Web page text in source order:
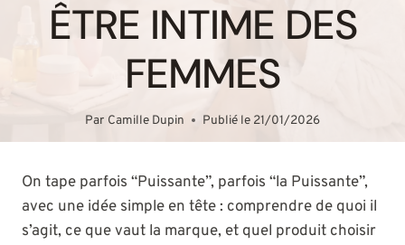
ÊTRE INTIME DES
FEMMES
Par Camille Dupin Publié le 21/01/2026
On tape parfois “Puissante”, parfois “la Puissante”,
avec une idée simple en tête : comprendre de quoi il
s’agit, ce que vaut la marque, et quel produit choisir